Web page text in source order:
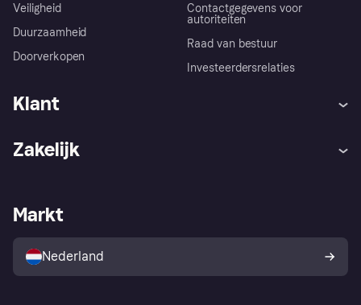
Veiligheid
Duurzaamheid
Doorverkopen
Contactgegevens voor
autoriteiten
Raad van bestuur
Investeerdersrelaties
Klant
Winkeloverzicht
Kopersbescherming voor
consumenten
Zakelijk
Zakelijke login
Markt
Nederland